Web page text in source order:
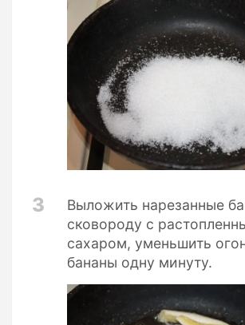
3
Выложить нарезанные
сковороду с
сахаром, уменьшить
бананы одну минуту.